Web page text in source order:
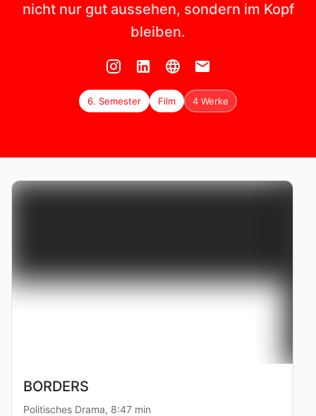
nicht nur gut aussehen, sondern im Kopf
bleiben.
6. Semester Film 4 Werke
BORDERS
Politisches Drama, 8:47 min